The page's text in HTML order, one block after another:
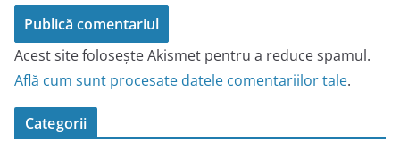
Acest site folosește Akismet pentru a reduce spamul.
Află cum sunt procesate datele comentariilor tale.
Categorii